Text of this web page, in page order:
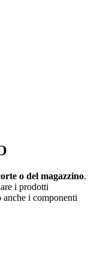
o del magazzino.
i prodotti
anche i componenti